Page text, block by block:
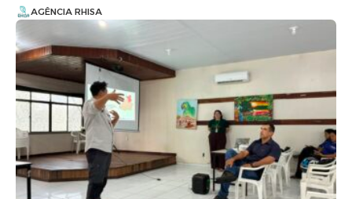
AGÊNCIA RHISA